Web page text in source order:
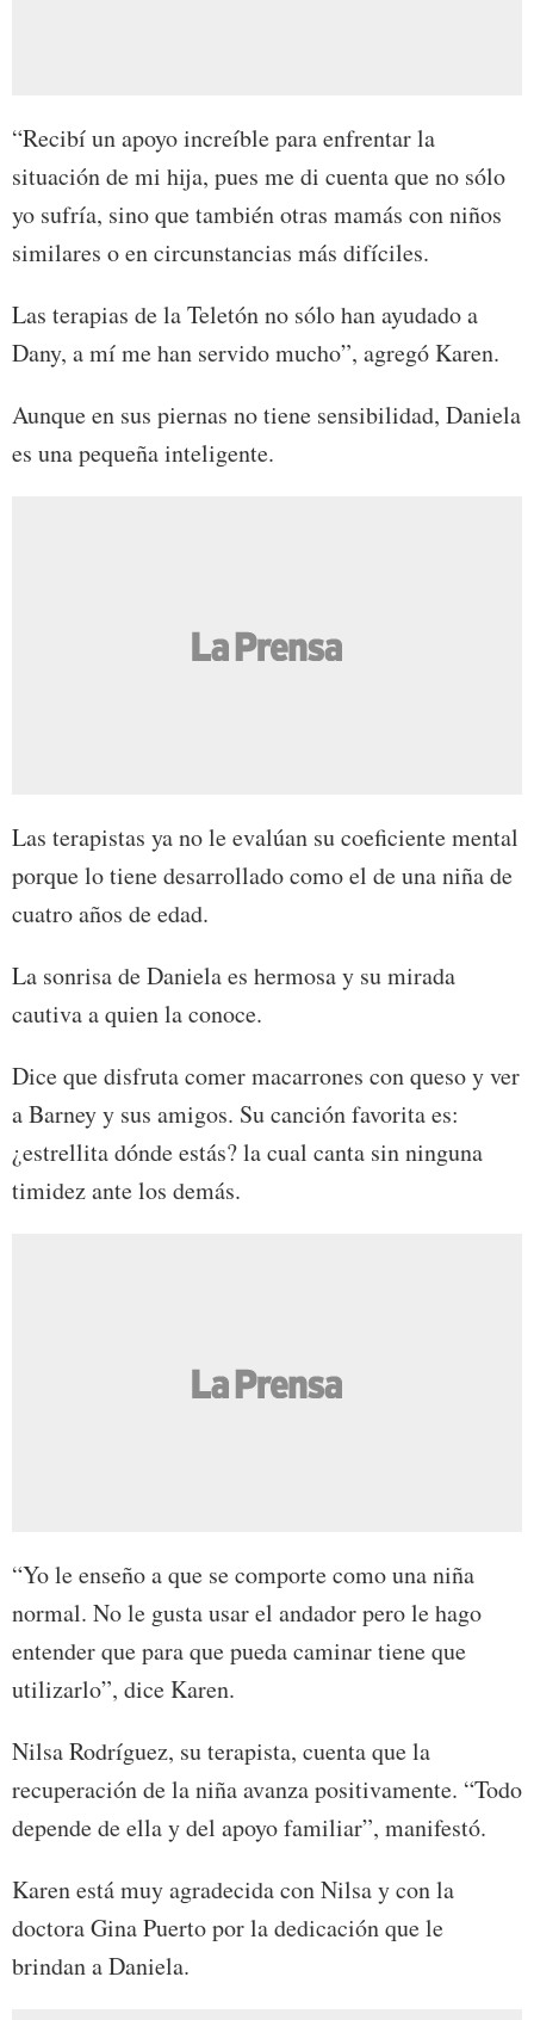
“Recibí un apoyo increíble para enfrentar la
situación de mi hija, pues me di cuenta que no sólo
yo sufría, sino que también otras mamás con niños
similares o en circunstancias más difíciles.
Las terapias de la Teletón no sólo han ayudado a
Dany, a mí me han servido mucho”, agregó Karen.
Aunque en sus piernas no tiene sensibilidad, Daniela
es una pequeña inteligente.
Las terapistas ya no le evalúan su coeficiente mental
porque lo tiene desarrollado como el de una niña de
cuatro años de edad.
La sonrisa de Daniela es hermosa y su mirada
cautiva a quien la conoce.
Dice que disfruta comer macarrones con queso y ver
a Barney y sus amigos. Su canción favorita es:
¿estrellita dónde estás? la cual canta sin ninguna
timidez ante los demás.
“Yo le enseño a que se comporte como una niña
normal. No le gusta usar el andador pero le hago
entender que para que pueda caminar tiene que
utilizarlo”, dice Karen.
Nilsa Rodríguez, su terapista, cuenta que la
recuperación de la niña avanza positivamente. “Todo
depende de ella y del apoyo familiar”, manifestó.
Karen está muy agradecida con Nilsa y con la
doctora Gina Puerto por la dedicación que le
brindan a Daniela.